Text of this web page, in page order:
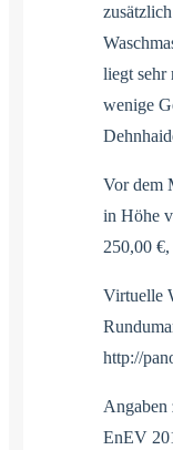
liegt sehr
wenige
Vor dem
in Höhe
250,00
Virtuelle
http://
Angaben
EnEV